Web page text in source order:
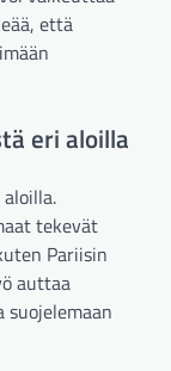
että
eri aloilla
tekevät
Pariisin
auttaa
suojelemaan